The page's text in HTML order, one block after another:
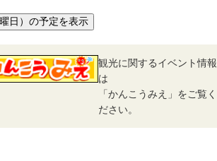
日）の予定を表示
観光に関するイベント情報
は
「かんこうみえ」をご覧く
ださい。